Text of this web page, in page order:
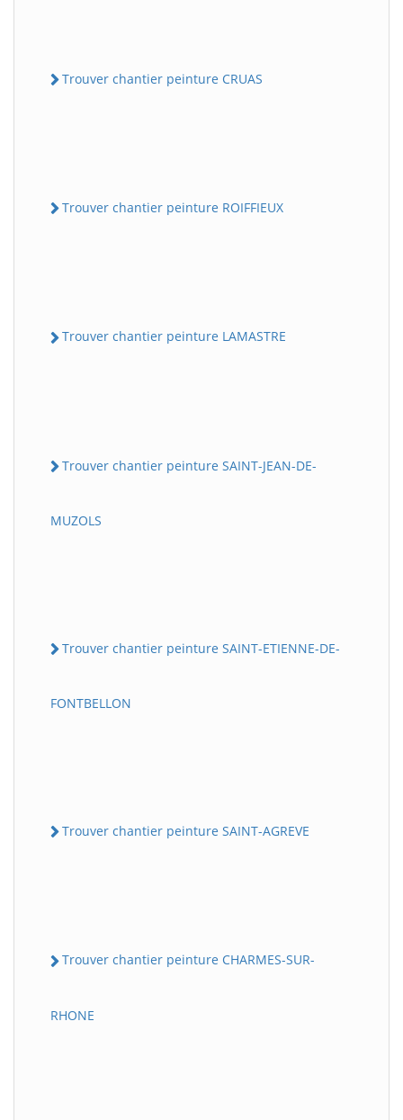
Trouver chantier peinture CRUAS
Trouver chantier peinture ROIFFIEUX
Trouver chantier peinture LAMASTRE
Trouver chantier peinture SAINT-JEAN-DE-
MUZOLS
Trouver chantier peinture SAINT-ETIENNE-DE-
FONTBELLON
Trouver chantier peinture SAINT-AGREVE
Trouver chantier peinture CHARMES-SUR-
RHONE